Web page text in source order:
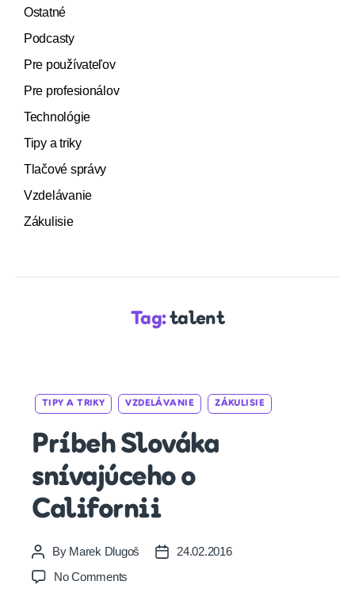
Ostatné
Podcasty
Pre používateľov
Pre profesionálov
Technológie
Tipy a triky
Tlačové správy
Vzdelávanie
Zákulisie
Tag: talent
Categories
TIPY A TRIKY VZDELÁVANIE ZÁKULISIE
Príbeh Slováka
snívajúceho o
Californii
Post
author
By Marek Dlugoš
Post24.02.2016
No Comments